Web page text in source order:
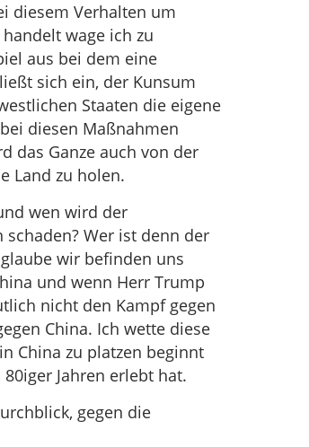
diesem Verhalten um
wage ich zu
aus bei dem eine
sich ein, der Kunsum
Staaten die eigene
diesen Maßnahmen
das Ganze auch von der
Land zu holen.
wen wird der
Wer ist denn der
wir befinden uns
und wenn Herr Trump
nicht den Kampf gegen
China. Ich wette diese
China zu platzen beginnt
Jahren erlebt hat.
gegen die